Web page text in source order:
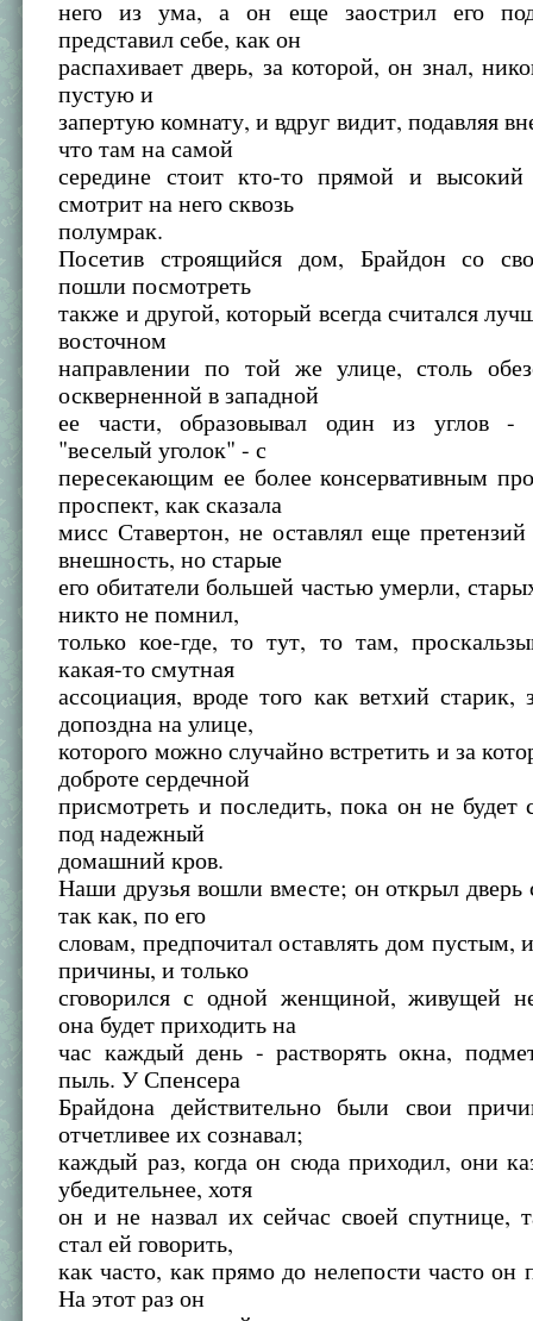
него из ума, а он еще заострил его
представил себе, как он
распахивает дверь, за которой, он знал,
пустую и
запертую комнату, и вдруг видит, подавляя
что там на самой
середине стоит кто-то прямой и
смотрит на него сквозь
полумрак.
Посетив строящийся дом, Брайдон со
пошли посмотреть
также и другой, который всегда считался
восточном
направлении по той же улице, столь
оскверненной в западной
ее части, образовывал один из углов -
"веселый уголок" - с
пересекающим ее более консервативным
проспект, как сказала
мисс Ставертон, не оставлял еще
внешность, но старые
его обитатели большей частью умерли,
никто не помнил,
только кое-где, то тут, то там,
какая-то смутная
ассоциация, вроде того как ветхий старик,
допоздна на улице,
которого можно случайно встретить и за
доброте сердечной
присмотреть и последить, пока он не будет
под надежный
домашний кров.
Наши друзья вошли вместе; он открыл
так как, по его
словам, предпочитал оставлять дом пустым,
причины, и только
сговорился с одной женщиной, живущей
она будет приходить на
час каждый день - растворять окна,
пыль. У Спенсера
Брайдона действительно были свои
отчетливее их сознавал;
каждый раз, когда он сюда приходил, они
убедительнее, хотя
он и не назвал их сейчас своей спутнице,
стал ей говорить,
как часто, как прямо до нелепости часто он
На этот раз он